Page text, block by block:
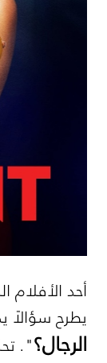
أحد الأفلام
يطرح سؤالاً
الرجال؟".